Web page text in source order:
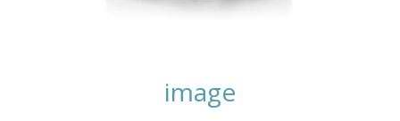
image